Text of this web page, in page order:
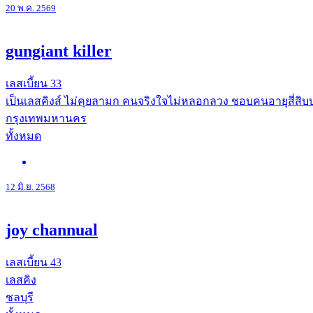
20 พ.ค. 2569
gungiant killer
เลสเบี้ยน 33
เป็นเลสคิงส์ ไม่คุยลามก คนจริงใจไม่หลอกลวง ชอบคนอายุสี่สิบ
กรุงเทพมหานคร
ทั้งหมด
12 มิ.ย. 2568
joy channual
เลสเบี้ยน 43
เลสคิง
ชลบุรี